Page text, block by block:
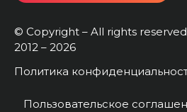
© Copyright – All rights
2012 – 2026
Политика
Пользовательское